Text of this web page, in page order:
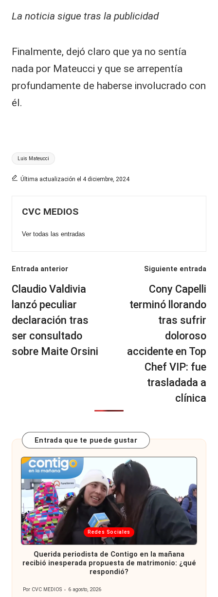
La noticia sigue tras la publicidad
Finalmente, dejó claro que ya no sentía
nada por Mateucci y que se arrepentía
profundamente de haberse involucrado con
él.
Etiquetas:
Luis Mateucci
Última actualización el 4 diciembre, 2024
CVC MEDIOS
Ver todas las entradas
Navegación
de
entradas
Entrada anterior
Claudio Valdivia
lanzó peculiar
declaración tras
ser consultado
sobre Maite Orsini
Siguiente entrada
Cony Capelli
terminó llorando
tras sufrir
doloroso
accidente en Top
Chef VIP: fue
trasladada a
clínica
Entrada que te puede gustar
Publicada
en
Redes Sociales
Querida periodista de Contigo en la mañana
recibió inesperada propuesta de matrimonio: ¿qué
respondió?
Publicado
Por CVC MEDIOS 6 agosto, 2026